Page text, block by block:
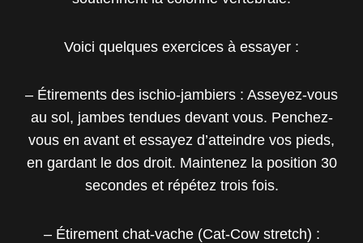
Voici quelques exercices à essayer :
– Étirements des ischio-jambiers : Asseyez-vous
au sol, jambes tendues devant vous. Penchez-
vous en avant et essayez d’atteindre vos pieds,
en gardant le dos droit. Maintenez la position 30
secondes et répétez trois fois.
– Étirement chat-vache (Cat-Cow stretch) :